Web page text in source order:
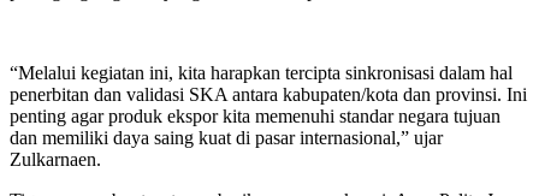
“Melalui kegiatan ini, kita harapkan tercipta sinkronisasi dalam hal
penerbitan dan validasi SKA antara kabupaten/kota dan provinsi. Ini
penting agar produk ekspor kita memenuhi standar negara tujuan
dan memiliki daya saing kuat di pasar internasional,” ujar
Zulkarnaen.